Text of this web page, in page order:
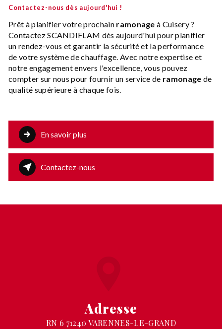
Contactez-nous dès aujourd'hui !
Prêt à planifier votre prochain ramonage à Cuisery ?
Contactez SCANDIFLAM dès aujourd'hui pour planifier
un rendez-vous et garantir la sécurité et la performance
de votre système de chauffage. Avec notre expertise et
notre engagement envers l'excellence, vous pouvez
compter sur nous pour fournir un service de ramonage de
qualité supérieure à chaque fois.
En savoir plus
Contactez-nous
Adresse
RN 6 71240 VARENNES-LE-GRAND